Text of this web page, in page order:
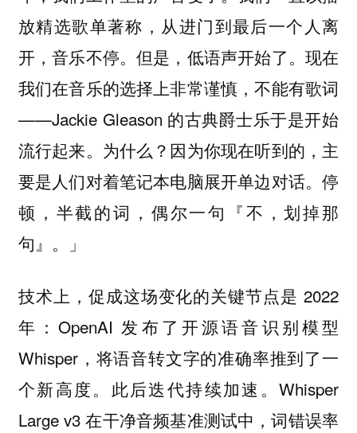
放精选歌单著称，从进门到最后一个人离
开，音乐不停。但是，低语声开始了。现在
我们在音乐的选择上非常谨慎，不能有歌词
——Jackie Gleason 的古典爵士乐于是开始
流行起来。为什么？因为你现在听到的，主
要是人们对着笔记本电脑展开单边对话。停
顿，半截的词，偶尔一句『不，划掉那
句』。」
技术上，促成这场变化的关键节点是 2022
年：OpenAI 发布了开源语音识别模型
Whisper，将语音转文字的准确率推到了一
个新高度。此后迭代持续加速。Whisper
Large v3 在干净音频基准测试中，词错误率